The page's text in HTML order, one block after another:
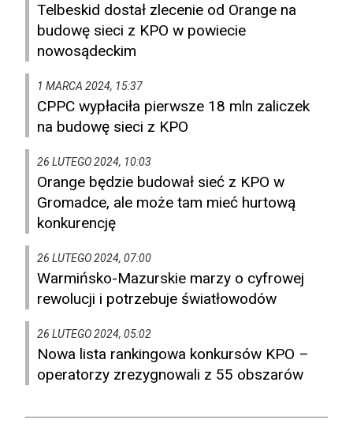
Telbeskid dostał zlecenie od Orange na
budowę sieci z KPO w powiecie
nowosądeckim
1 MARCA 2024, 15:37
CPPC wypłaciła pierwsze 18 mln zaliczek
na budowę sieci z KPO
26 LUTEGO 2024, 10:03
Orange będzie budował sieć z KPO w
Gromadce, ale może tam mieć hurtową
konkurencję
26 LUTEGO 2024, 07:00
Warmińsko-Mazurskie marzy o cyfrowej
rewolucji i potrzebuje światłowodów
26 LUTEGO 2024, 05:02
Nowa lista rankingowa konkursów KPO –
operatorzy zrezygnowali z 55 obszarów